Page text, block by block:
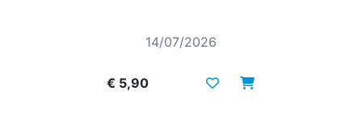
14/07/2026
€ 5,90